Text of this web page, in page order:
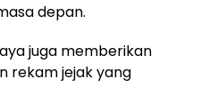
depan.
juga memberikan
rekam jejak yang